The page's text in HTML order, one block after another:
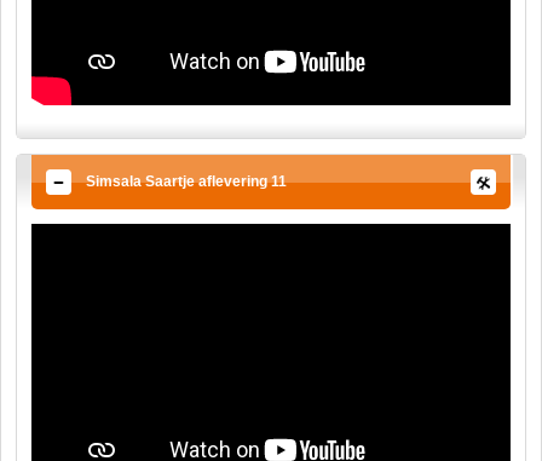
Simsala Saartje aflevering 11